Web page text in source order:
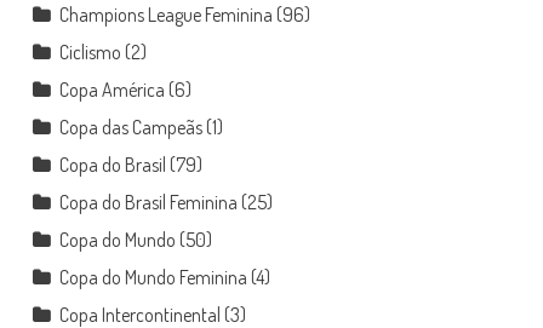
Champions League Feminina (96)
Ciclismo (2)
Copa América (6)
Copa das Campeãs(1)
Copa do Brasil (79)
Copa do Brasil Feminina (25)
Copa do Mundo (50)
Copa do Mundo Feminina (4)
Copa Intercontinental (3)